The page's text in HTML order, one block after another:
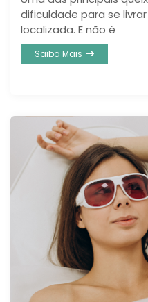
dificuldade para se
localizada. E não é
Saiba Mais